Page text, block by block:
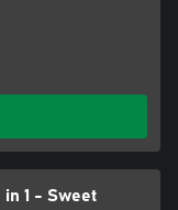
in 1 - Sweet